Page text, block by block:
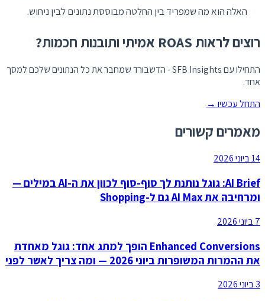
האלה הוא מה שמפריד בין החלטה מבוססת נתונים לבין ניחוש.
רוצים לראות ROAS אמיתי ותובנות חכמות?
התחילו עם SFB Insights - הדשבורד שמחבר את כל הנתונים שלכם למסך
אחד.
התחל עכשיו →
מאמרים קשורים
14 ביוני 2026
AI Brief: גוגל נותנת לך סוף-סוף לכוון את ה-AI במילים —
ומרחיבה את AI Max גם ל-Shopping
7 ביוני 2026
Enhanced Conversions הופך למתג אחד: גוגל מאחדת
את ההמרות המשופרות ביוני 2026 — ומה צריך לאשר לפני
3 ביוני 2026